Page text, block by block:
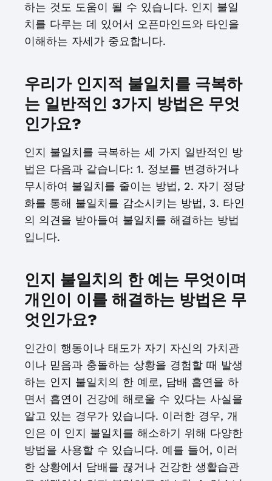
하는 것도 도움이 될 수 있습니다. 인지 불일
치를 다루는 데 있어서 오픈마인드와 타인을
이해하는 자세가 중요합니다.
우리가 인지적 불일치를 극복하
는 일반적인 3가지 방법은 무엇
인가요?
인지 불일치를 극복하는 세 가지 일반적인 방
법은 다음과 같습니다: 1. 정보를 변경하거나
무시하여 불일치를 줄이는 방법, 2. 자기 정당
화를 통해 불일치를 감소시키는 방법, 3. 타인
의 의견을 받아들여 불일치를 해결하는 방법
입니다.
인지 불일치의 한 예는 무엇이며
개인이 이를 해결하는 방법은 무
엇인가요?
인간이 행동이나 태도가 자기 자신의 가치관
이나 믿음과 충돌하는 상황을 경험할 때 발생
하는 인지 불일치의 한 예로, 담배 흡연을 하
면서 흡연이 건강에 해로울 수 있다는 사실을
알고 있는 경우가 있습니다. 이러한 경우, 개
인은 이 인지 불일치를 해소하기 위해 다양한
방법을 사용할 수 있습니다. 예를 들어, 이러
한 상황에서 담배를 끊거나 건강한 생활습관